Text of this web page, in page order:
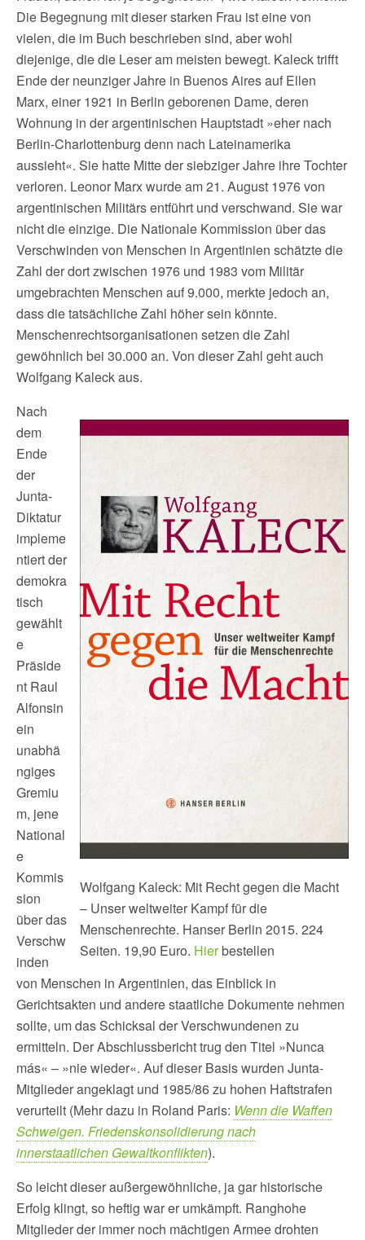
Die Begegnung mit dieser starken Frau ist eine von
vielen, die im Buch beschrieben sind, aber wohl
diejenige, die die Leser am meisten bewegt. Kaleck trifft
Ende der neunziger Jahre in Buenos Aires auf Ellen
Marx, einer 1921 in Berlin geborenen Dame, deren
Wohnung in der argentinischen Hauptstadt »eher nach
Berlin-Charlottenburg denn nach Lateinamerika
aussieht«. Sie hatte Mitte der siebziger Jahre ihre Tochter
verloren. Leonor Marx wurde am 21. August 1976 von
argentinischen Militärs entführt und verschwand. Sie war
nicht die einzige. Die Nationale Kommission über das
Verschwinden von Menschen in Argentinien schätzte die
Zahl der dort zwischen 1976 und 1983 vom Militär
umgebrachten Menschen auf 9.000, merkte jedoch an,
dass die tatsächliche Zahl höher sein könnte.
Menschenrechtsorganisationen setzen die Zahl
gewöhnlich bei 30.000 an. Von dieser Zahl geht auch
Wolfgang Kaleck aus.
Wolfgang Kaleck: Mit Recht gegen die Macht
– Unser weltweiter Kampf für die
Menschenrechte. Hanser Berlin 2015. 224
Seiten. 19,90 Euro. Hierbestellen
Nach
dem
Ende
der
Junta-
Diktatur
impleme
ntiert der
demokra
tisch
gewählt
e
Präside
nt Raul
Alfonsin
ein
unabhä
ngiges
Gremiu
m, jene
National
e
Kommis
sion
über das
Verschw
inden
von Menschen in Argentinien, das Einblick in
Gerichtsakten und andere staatliche Dokumente nehmen
sollte, um das Schicksal der Verschwundenen zu
ermitteln. Der Abschlussbericht trug den Titel »Nunca
más« – »nie wieder«. Auf dieser Basis wurden Junta-
Mitglieder angeklagt und 1985/86 zu hohen Haftstrafen
verurteilt (Mehr dazu in Roland Paris: Wenn die Waffen
Schweigen. Friedenskonsolidierung nach
innerstaatlichen Gewaltkonflikten).
So leicht dieser außergewöhnliche, ja gar historische
Erfolg klingt, so heftig war er umkämpft. Ranghohe
Mitglieder der immer noch mächtigen Armee drohten